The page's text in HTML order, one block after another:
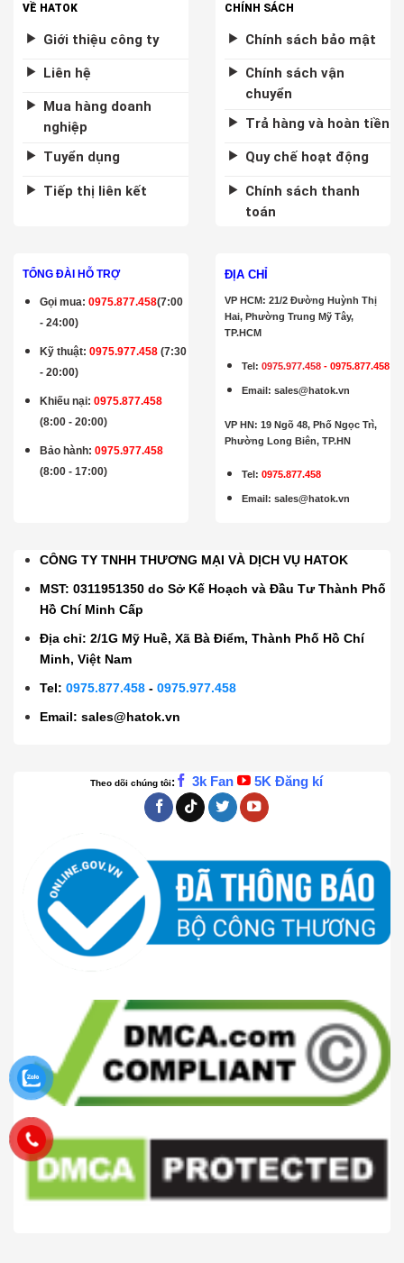
VỀ HATOK
Giới thiệu công ty
Liên hệ
Mua hàng doanh
nghiệp
Tuyển dụng
Tiếp thị liên kết
CHÍNH SÁCH
Chính sách bảo mật
Chính sách vận
chuyển
Trả hàng và hoàn tiền
Quy chế hoạt động
Chính sách thanh
toán
TỔNG ĐÀI HỖ TRỢ
Gọi mua:0975.877.458(7:00
- 24:00)
Kỹ thuật:0975.977.458 (7:30
- 20:00)
Khiếu nại: 0975.877.458
(8:00 - 20:00)
Bảo hành:0975.977.458
(8:00 - 17:00)
ĐỊA CHỈ
VP HCM: 21/2 Đường Huỳnh Thị
Hai, Phường Trung Mỹ Tây,
TP.HCM
Tel:0975.977.458 -0975.877.458
Email :sales@hatok.vn
VP HN: 19 Ngõ 48, Phố Ngọc Trì,
Phường Long Biên, TP.HN
Tel: 0975.877.458
Email:sales@hatok.vn
CÔNG TY TNHH THƯƠNG MẠI VÀ DỊCH VỤ HATOK
MST: 0311951350 do Sở Kế Hoạch và Đầu Tư Thành Phố
Hồ Chí Minh Cấp
Địa chỉ: 2/1G Mỹ Huề, Xã Bà Điểm, Thành Phố Hồ Chí
Minh, Việt Nam
Tel:0975.877.458 -0975.977.458
Email:sales@hatok.vn
Theo dõi chúng tôi: 3k Fan 5K Đăng kí